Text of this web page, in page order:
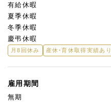
有給休暇
夏季休暇
冬季休暇
慶弔休暇
月8回休み 産休・育休取得実績あり
雇用期間
無期